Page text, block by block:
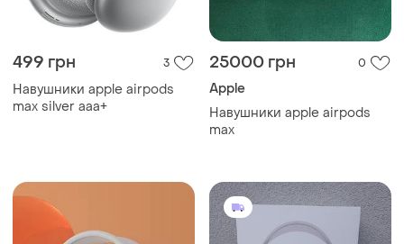
499 грн 3
Навушники apple airpods
max silver aaa+
25000 грн 0
Apple
Навушники apple airpods
max